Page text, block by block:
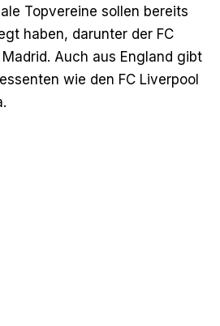
Topvereine sollen bereits
haben, darunter der FC
Auch aus England gibt
wie den FC Liverpool